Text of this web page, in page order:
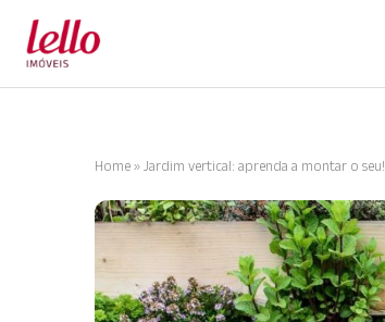
Home » Jardim vertical: aprenda a montar o seu!